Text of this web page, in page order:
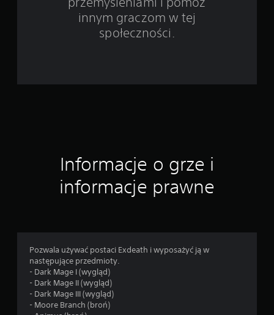
innym graczom w tej
społeczności.
Informacje o grze i
informacje prawne
Pozwala używać postaci Exdeath i wyposażyć ją w
następujące przedmioty.
- Dark Mage I (wygląd)
- Dark Mage II (wygląd)
- Dark Mage III (wygląd)
- Moore Branch (broń)